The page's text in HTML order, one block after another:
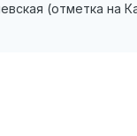
(отметка на